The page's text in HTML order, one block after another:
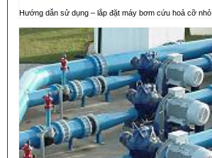
Hướng dẫn sử dụng – lắp đặt máy bơm cứu hoả cỡ nhỏ